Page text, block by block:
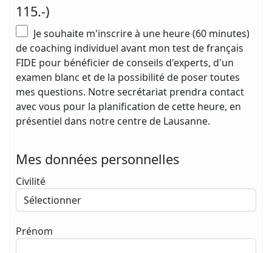
115.-)
Je souhaite m'inscrire à une heure (60 minutes)
de coaching individuel avant mon test de français
FIDE pour bénéficier de conseils d'experts, d'un
examen blanc et de la possibilité de poser toutes
mes questions. Notre secrétariat prendra contact
avec vous pour la planification de cette heure, en
présentiel dans notre centre de Lausanne.
Mes données personnelles
Civilité
Prénom